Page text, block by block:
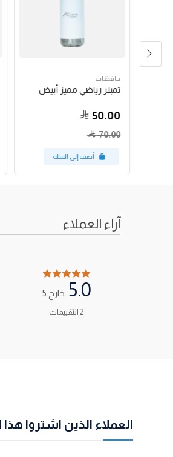
حافظات
تمبلر رياضي مميز أبيض
50.00
70.00
آراء العملاء
5.0 خارج 5
2 التقييمات
العملاء الذين اشتروا هذا